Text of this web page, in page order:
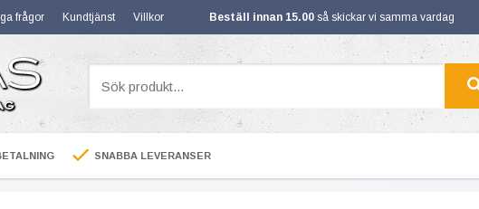
frågor Kundtjänst Villkor Beställ innan 15.00 så skickar vi samma vardag
SNABBA LEVERANSER